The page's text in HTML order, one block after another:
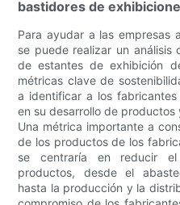
bastidores de
Para ayudar a las empresas
se puede realizar un análisis
de estantes de exhibición
métricas clave de
a identificar a los
en su desarrollo de
Una métrica importante a
de los productos de los
se centraría en reducir
productos, desde el
hasta la producción y la